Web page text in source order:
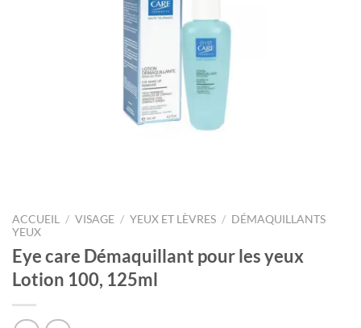
ACCUEIL / VISAGE / YEUX ET LÈVRES / DÉMAQUILLANTS
YEUX
Eye care Démaquillant pour les yeux
Lotion 100, 125ml